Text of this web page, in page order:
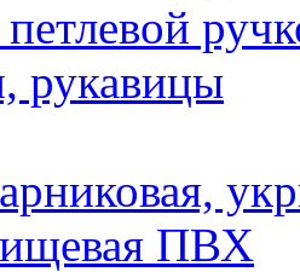
рукавицы
ПВХ